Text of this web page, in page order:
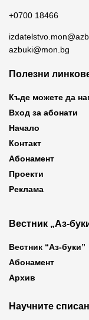
+0700 18466
azbuki@mon.bg
Полезни
Къде можете да
Вход за абонати
Начало
Контакт
Абонамент
Проекти
Реклама
Вестник „Аз-
Вестник “Аз-буки”
Абонамент
Архив
Научните